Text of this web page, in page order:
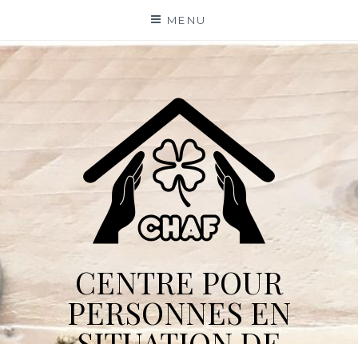
content
MENU
CENTRE POUR
PERSONNES EN